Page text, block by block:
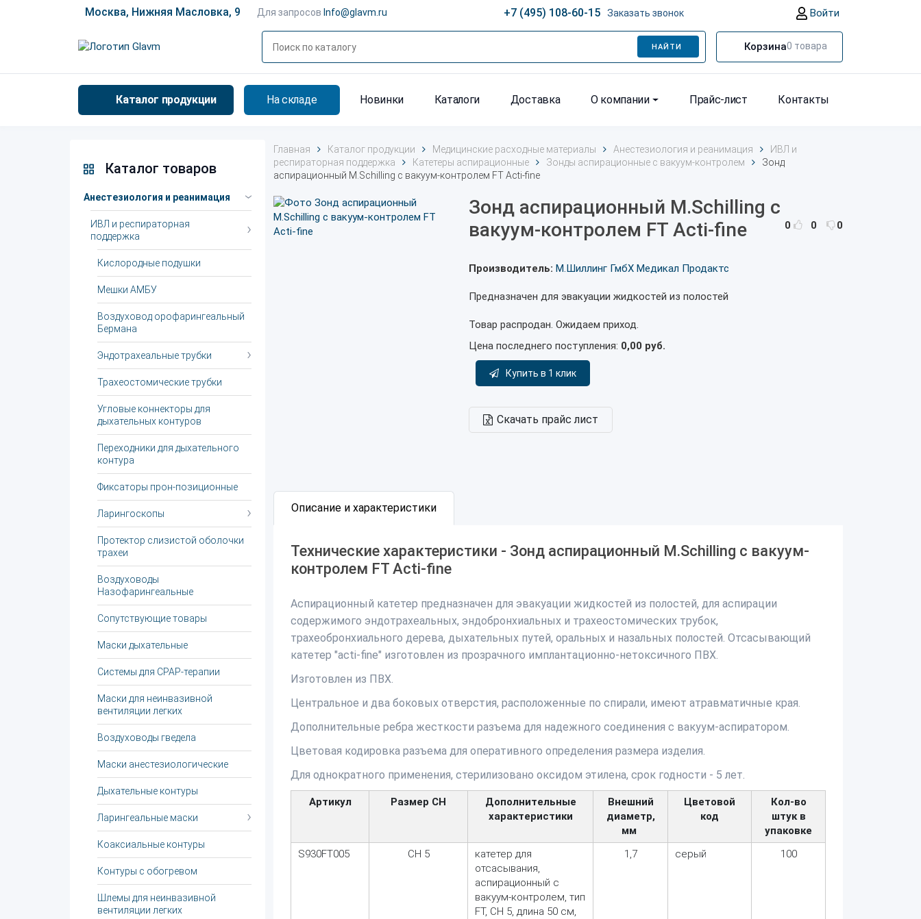
Москва, Нижняя Масловка, 9 Для запросов Info@glavm.ru +7 (495) 108-60-15 Заказать звонок Войти
НАЙТИ Корзина0 товара
Каталог продукции На складе Новинки Каталоги Доставка О компании Прайс-лист Контакты
Каталог товаров
Анестезиология и реанимация
ИВЛ и респираторная
поддержка
Кислородные подушки
Мешки АМБУ
Воздуховод орофарингеальный
Бермана
Эндотрахеальные трубки
Трахеостомические трубки
Угловые коннекторы для
дыхательных контуров
Переходники для дыхательного
контура
Фиксаторы прон-позиционные
Ларингоскопы
Протектор слизистой оболочки
трахеи
Воздуховоды
Назофарингеальные
Сопутствующие товары
Маски дыхательные
Системы для CPAP-терапии
Маски для неинвазивной
вентиляции легких
Воздуховоды гведела
Маски анестезиологические
Дыхательные контуры
Ларингеальные маски
Коаксиальные контуры
Контуры с обогревом
Шлемы для неинвазивной
вентиляции легких
Главная Каталог продукции Медицинские расходные материалы Анестезиология и реанимация
ИВЛ и
респираторная поддержка
Катетеры аспирационные Зонды аспирационные с вакуум-контролем
Зонд
аспирационный M.Schilling с вакуум-контролем FT Acti-fine
Зонд аспирационный M.Schilling с
вакуум-контролем FT Acti-fine
0 0 0
Производитель: М.Шиллинг ГмбХ Медикал Продактс
Предназначен для эвакуации жидкостей из полостей
Товар распродан. Ожидаем приход.
Цена последнего поступления: 0,00 руб.
Купить в 1 клик
Скачать прайс лист
Описание и характеристики
Технические характеристики - Зонд аспирационный M.Schilling с вакуум-
контролем FT Acti-fine
Аспирационный катетер предназначен для эвакуации жидкостей из полостей, для аспирации
содержимого эндотрахеальных, эндобронхиальных и трахеостомических трубок,
трахеобронхиального дерева, дыхательных путей, оральных и назальных полостей. Отсасывающий
катетер "acti-fine" изготовлен из прозрачного имплантационно-нетоксичного ПВХ.
Изготовлен из ПВХ.
Центральное и два боковых отверстия, расположенные по спирали, имеют атравматичные края.
Дополнительные ребра жесткости разъема для надежного соединения с вакуум-аспиратором.
Цветовая кодировка разъема для оперативного определения размера изделия.
Для однократного применения, стерилизовано оксидом этилена, срок годности - 5 лет.
Артикул Размер CH
Дополнительные
характеристики
Внешний
диаметр,
мм
Цветовой
код
Кол-во
штук в
упаковке
S930FT005
CH 5
катетер для
отсасывания,
аспирационный с
вакуум-контролем, тип
FT, CH 5, длина 50 см,
1,7 серый 100